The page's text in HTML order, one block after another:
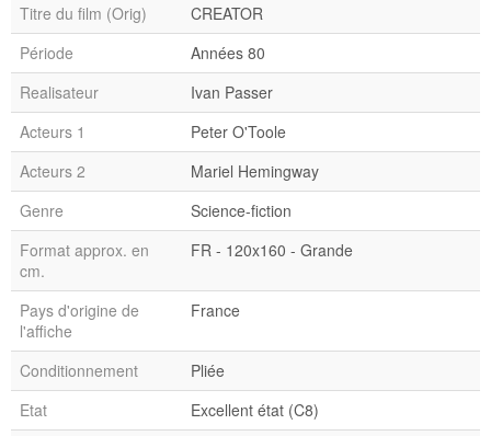
Titre du film (Orig)
CREATOR
Période
Années 80
Realisateur
Ivan Passer
Acteurs 1
Peter O'Toole
Acteurs 2
Mariel Hemingway
Genre
Science-fiction
Format approx. en
cm.
FR - 120x160 - Grande
Pays d'origine de
l'affiche
France
Conditionnement
Pliée
Etat
Excellent état (C8)